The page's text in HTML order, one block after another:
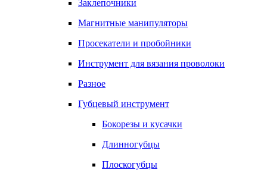
Заклепочники
Магнитные манипуляторы
Просекатели и пробойники
Инструмент для вязания проволоки
Разное
Губцевый инструмент
Бокорезы и кусачки
Длинногубцы
Плоскогубцы